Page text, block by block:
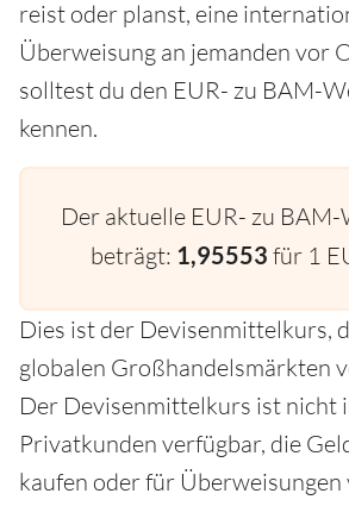
reist oder planst, eine
Überweisung an jemanden vor
solltest du den EUR- zu BAM-
kennen.
Der aktuelle EUR- zu
beträgt: 1,95553 für 1
Dies ist der Devisenmittelkurs,
globalen Großhandelsmärkten
Der Devisenmittelkurs ist nicht
Privatkunden verfügbar, die
kaufen oder für Überweisungen